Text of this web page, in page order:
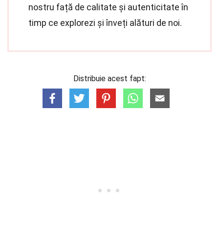
nostru față de calitate și autenticitate în
timp ce explorezi și înveți alături de noi.
Distribuie acest fapt: